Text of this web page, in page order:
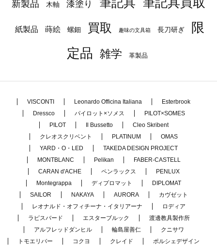
新製品 木軸 漆塗り
紙製品 蒔絵 螺鈿 買取 趣味の文具箱 長刀研ぎ
限
定品
雑学 革製品
VISCONTI Leonardo Officina Italiana
Esterbrook
Dressco
パイロット×ソメス
PILOT×SOMES
PILOT
Il Bussetto
Cleo Skribent
クレオスクリベント
PLATINUM
OMAS
YARD・O・LED
TAKEDA DESIGN PROJECT
MONTBLANC
Pelikan
FABER-CASTELL
CARAN d'ACHE
ペンラックス
PENLUX
Montegrappa
ディプロマット
DIPLOMAT
SAILOR
NAKAYA AURORA
カヴゼット
レオナルド・オフィチーナ・イタリアーナ
ロディア
ラピスバード
エスターブルック
渡邊教具製作所
アルフレッドダンヒル
輪島屋善仁
クニサワ
トモエリバー
コクヨ クレイド
ポルシェデザイン